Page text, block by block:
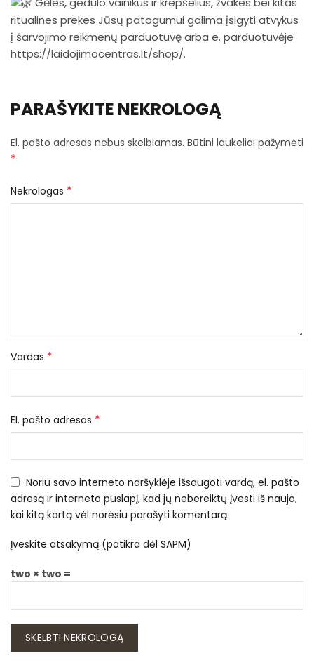
ritualines prekes Jūsų patogumui galima įsigyti atvykus
į šarvojimo reikmenų parduotuvę arba e. parduotuvėje
https://laidojimocentras.lt/shop/.
PARAŠYKITE NEKROLOGĄ
El. pašto adresas nebus skelbiamas. Būtini laukeliai pažymėti
*
Nekrologas *
Vardas *
El. pašto adresas *
Noriu savo interneto naršyklėje išsaugoti vardą, el. pašto
adresą ir interneto puslapį, kad jų nebereiktų įvesti iš naujo,
kai kitą kartą vėl norėsiu parašyti komentarą.
Įveskite atsakymą (patikra dėl SAPM)
two × two =